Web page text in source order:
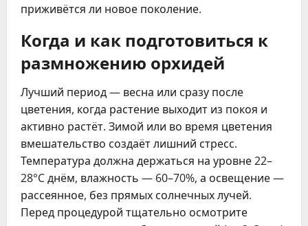
приживётся ли новое поколение.
Когда и как подготовиться к
размножению орхидей
Лучший период — весна или сразу после
цветения, когда растение выходит из покоя и
активно растёт. Зимой или во время цветения
вмешательство создаёт лишний стресс.
Температура должна держаться на уровне 22–
28°C днём, влажность — 60–70%, а освещение —
рассеянное, без прямых солнечных лучей.
Перед процедурой тщательно осмотрите